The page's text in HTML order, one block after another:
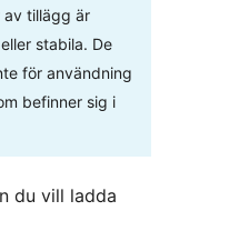
av tillägg är
stabila. De
för användning
befinner sig i
du vill ladda